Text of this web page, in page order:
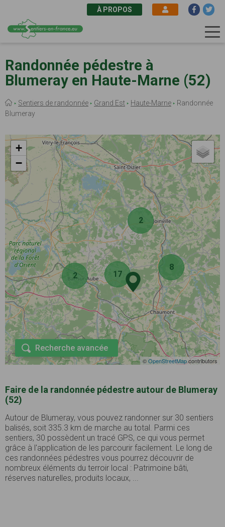
au
contenu
principal
À PROPOS
Randonnée pédestre à
Blumeray en Haute-Marne (52)
Fil
d'Ariane
Sentiers de randonnée Grand Est Haute-Marne
Randonnée
Blumeray
2
8
2
17
+
−
©OpenStreetMapcontributors
Recherche avancée
Faire de la randonnée pédestre autour de Blumeray
(52)
Autour de Blumeray, vous pouvez randonner sur 30 sentiers
balisés, soit 335.3 km de marche au total. Parmi ces
sentiers, 30 possèdent un tracé GPS, ce qui vous permet
grâce à l'application de les parcourir facilement. Le long de
ces randonnées pédestres vous pourrez découvrir de
nombreux éléments du terroir local : Patrimoine bâti,
réserves naturelles, produits locaux, ...